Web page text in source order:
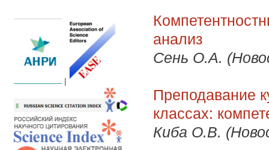
анализ
Сень О.А.
Преподавание
классах:
Киба О.В.